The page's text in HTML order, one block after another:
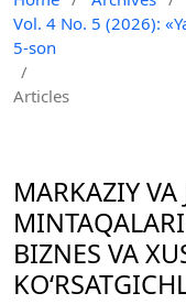
Vol. 4 No. 5 (2026):
5-son
/
Articles
MARKAZIY VA
BIZNES VA